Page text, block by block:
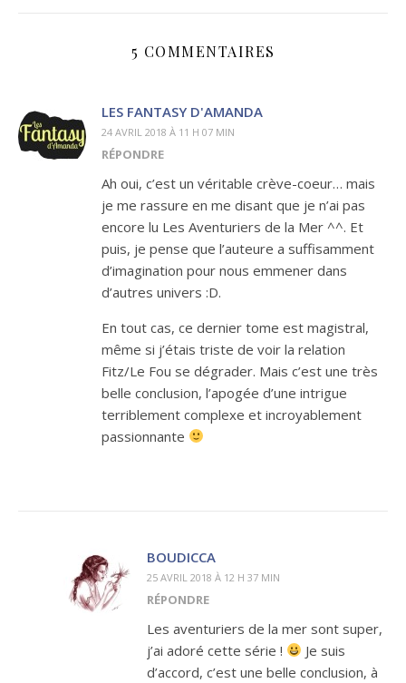
5 COMMENTAIRES
LES FANTASY D'AMANDA
24 AVRIL 2018 À 11 H 07 MIN
RÉPONDRE
Ah oui, c’est un véritable crève-coeur… mais
je me rassure en me disant que je n’ai pas
encore lu Les Aventuriers de la Mer ^^. Et
puis, je pense que l’auteure a suffisamment
d’imagination pour nous emmener dans
d’autres univers :D.
En tout cas, ce dernier tome est magistral,
même si j’étais triste de voir la relation
Fitz/Le Fou se dégrader. Mais c’est une très
belle conclusion, l’apogée d’une intrigue
terriblement complexe et incroyablement
passionnante
BOUDICCA
25 AVRIL 2018 À 12 H 37 MIN
RÉPONDRE
Les aventuriers de la mer sont super,
j’ai adoré cette série !
Je suis
d’accord, c’est une belle conclusion, à